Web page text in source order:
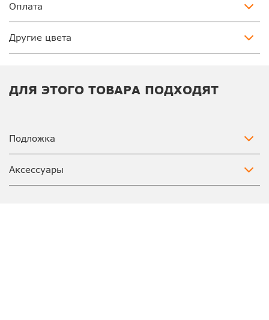
Оплата
Другие цвета
ДЛЯ ЭТОГО ТОВАРА ПОДХОДЯТ
Подложка
Аксессуары